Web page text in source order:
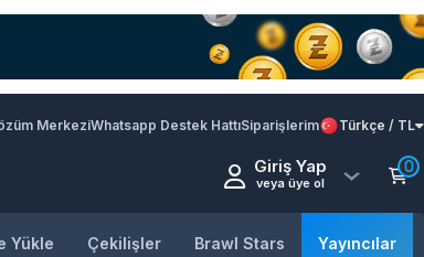
MerkeziWhatsapp Destek HattıSiparişlerim Türkçe / TL
Giriş Yap
veya üye ol
0
Yükle Çekilişler Brawl Stars Yayıncılar